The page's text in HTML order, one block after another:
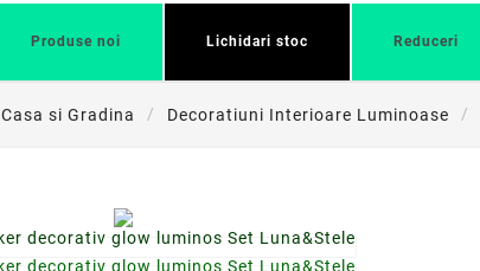
Produse noi Lichidari stoc Reduceri
Casa si Gradina Decoratiuni Interioare Luminoase